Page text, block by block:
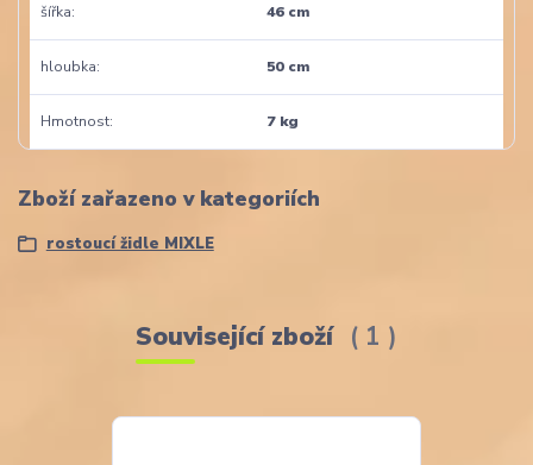
šířka 46 cm
hloubka 50 cm
Hmotnost 7 kg
Zboží zařazeno v kategoriích
rostoucí židle MIXLE
Související zboží 1